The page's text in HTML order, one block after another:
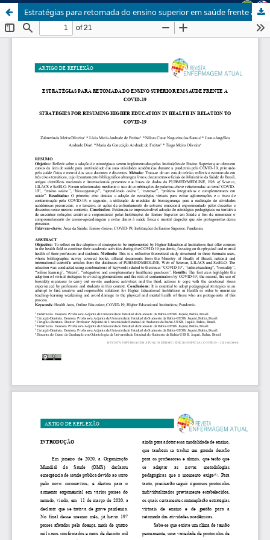
Estratégias para retomada do ensino superior em saúde frente a COVID-19